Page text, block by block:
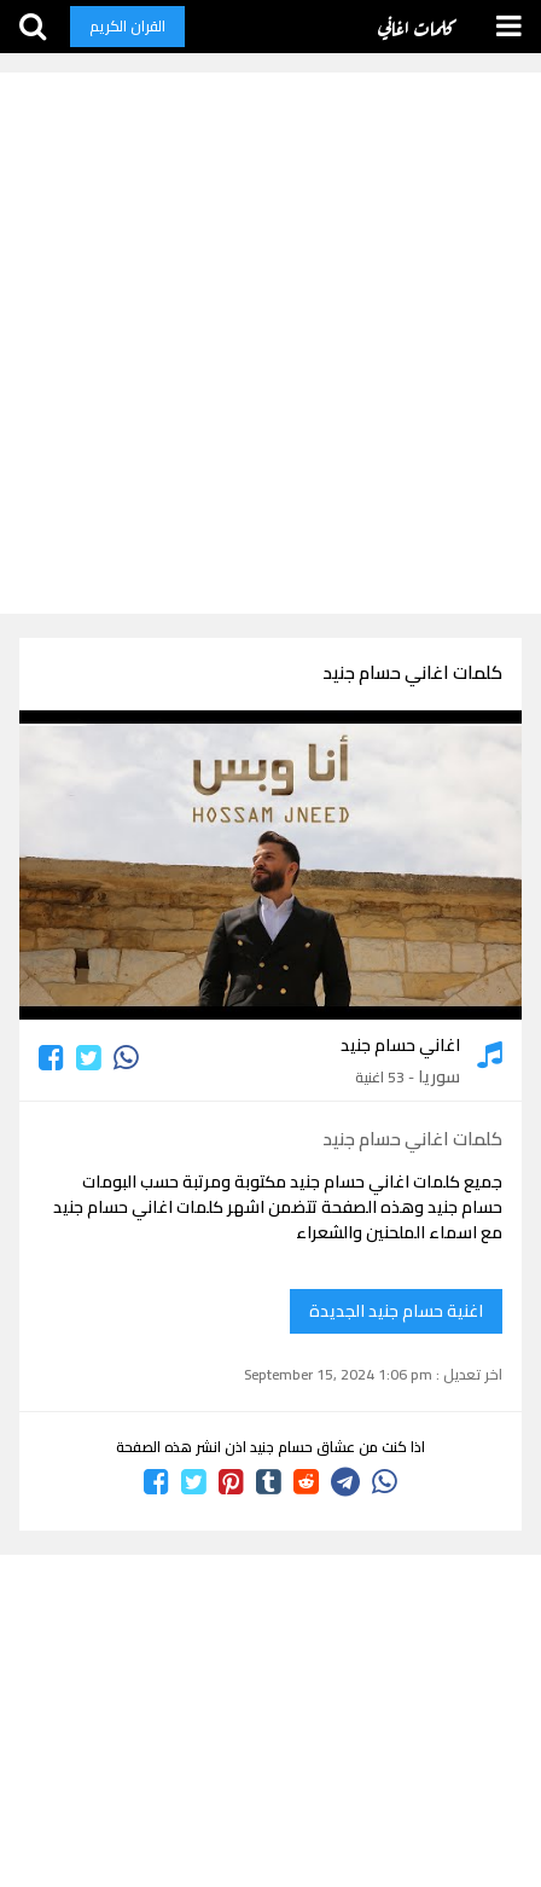
كلمات اغاني القران الكريم
كلمات اغاني حسام جنيد
كلمات اغاني حسام جنيد
اغاني حسام جنيد
سوريا- 53 اغنية
كلمات اغاني حسام جنيد
جميع كلمات اغاني حسام جنيد مكتوبة ومرتبة حسب البومات
حسام جنيد وهذه الصفحة تتضمن اشهر كلمات اغاني حسام جنيد
مع اسماء الملحنين والشعراء
اغنية حسام جنيد الجديدة
اخر تعديل : September 15, 2024 1:06 pm
اذا كنت من عشاق حسام جنيد اذن انشر هذه الصفحة